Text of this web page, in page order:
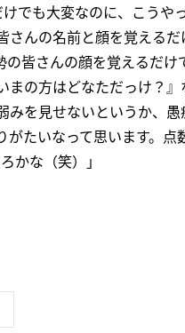
でも大変なのに、こうや
さんの名前と顔を覚えるだ
皆さんの顔を覚えるだけ
の方はどなただっけ？』
を見せないというか、愚
たいなって思います。点
かな（笑）」